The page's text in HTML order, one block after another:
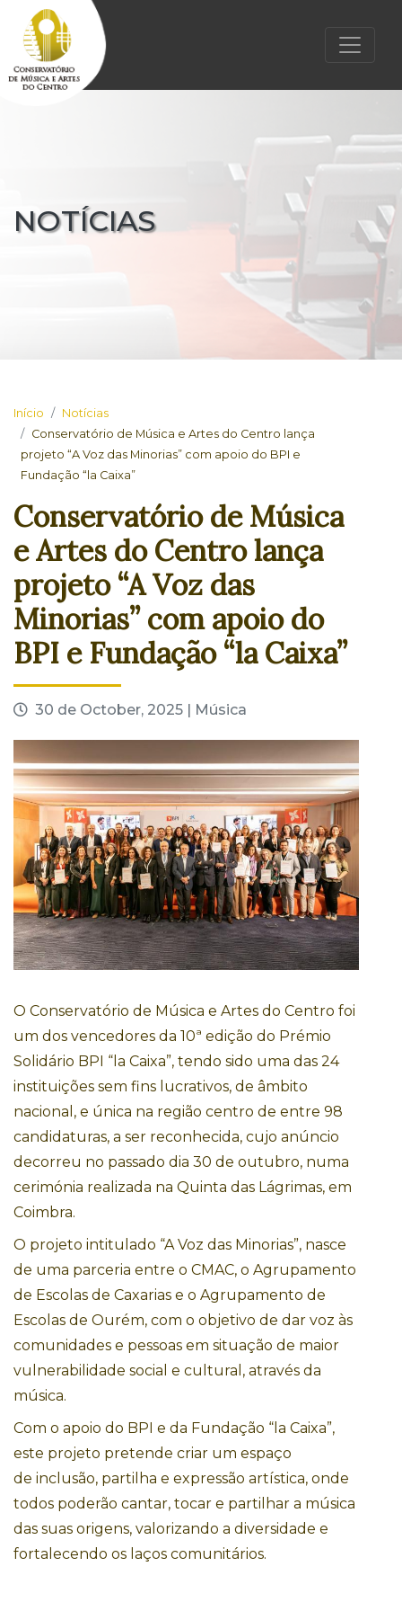
NOTÍCIAS
Início
Notícias
Conservatório de Música e Artes do Centro lança
projeto “A Voz das Minorias” com apoio do BPI e
Fundação “la Caixa”
Conservatório de Música
e Artes do Centro lança
projeto “A Voz das
Minorias” com apoio do
BPI e Fundação “la Caixa”
30 de October, 2025 | Música
O Conservatório de Música e Artes do Centro foi
um dos vencedores da 10ª edição do Prémio
Solidário BPI “la Caixa”, tendo sido uma das 24
instituições sem fins lucrativos, de âmbito
nacional, e única na região centro de entre 98
candidaturas, a ser reconhecida, cujo anúncio
decorreu no passado dia 30 de outubro, numa
cerimónia realizada na Quinta das Lágrimas, em
Coimbra.
O projeto intitulado “A Voz das Minorias”, nasce
de uma parceria entre o CMAC, o Agrupamento
de Escolas de Caxarias e o Agrupamento de
Escolas de Ourém, com o objetivo de dar voz às
comunidades e pessoas em situação de maior
vulnerabilidade social e cultural, através da
música.
Com o apoio do BPI e da Fundação “la Caixa”,
este projeto pretende criar um espaço
de inclusão, partilha e expressão artística, onde
todos poderão cantar, tocar e partilhar a música
das suas origens, valorizando a diversidade e
fortalecendo os laços comunitários.